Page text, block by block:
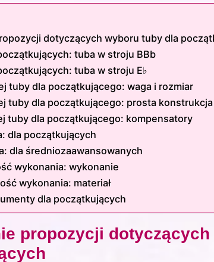
dotyczących wyboru tuby dla
tuba w stroju BBb
tuba w stroju E♭
tuby dla początkującego: waga i rozmiar
tuby dla początkującego: prosta konstrukcja
tuby dla początkującego: kompensatory
dla początkujących
dla średniozaawansowanych
wykonania: wykonanie
wykonania: materiał
dla początkujących
propozycji